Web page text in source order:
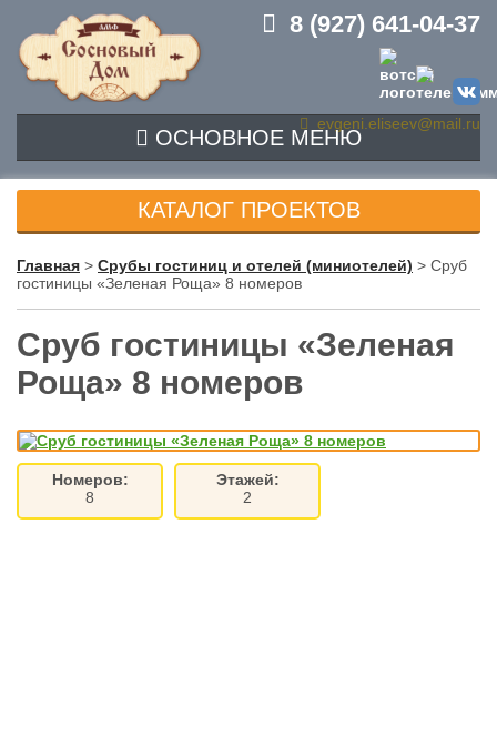
8 (927) 641-04-37
evgeni.eliseev@mail.ru
ОСНОВНОЕ МЕНЮ
ГЛАВНАЯ
ПРОЕКТЫ
ЦЕНЫ
ПОРТФОЛИО
ОТЗЫВЫ
КОНТАКТЫ
КАТАЛОГ ПРОЕКТОВ
Главная > Срубы гостиниц и отелей (миниотелей) > Сруб
гостиницы «Зеленая Роща» 8 номеров
Сруб гостиницы «Зеленая
Роща» 8 номеров
Номеров:
8
Этажей:
2